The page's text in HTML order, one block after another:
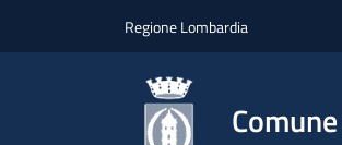
Regione Lombardia